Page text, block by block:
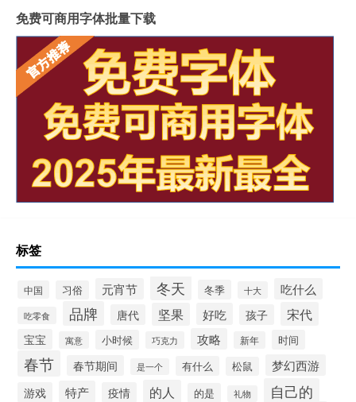
免费可商用字体批量下载
标签
中国 习俗 元宵节 冬天 冬季 十大 吃什么
吃零食 品牌 唐代 坚果 好吃 孩子 宋代
宝宝 寓意 小时候 巧克力 攻略 新年 时间
春节 春节期间 是一个 有什么 松鼠 梦幻西游
游戏 特产 疫情 的人 的是 礼物 自己的